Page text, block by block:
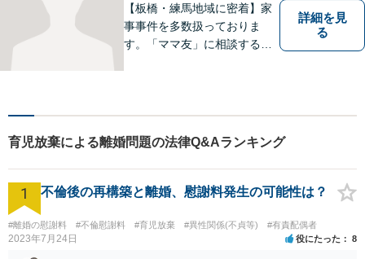
【板橋・練馬地域に密着】家
事事件を多数扱っておりま
す。「ママ友」に相談するよ
詳細を見
る
育児放棄による離婚問題の法律Q&Aランキング
1 不倫後の再構築と離婚、慰謝料発生の可能性は？
#離婚の慰謝料 #不倫慰謝料 #育児放棄 #異性関係(不貞等) #有責配偶者
2023年7月24日 役にたった 8